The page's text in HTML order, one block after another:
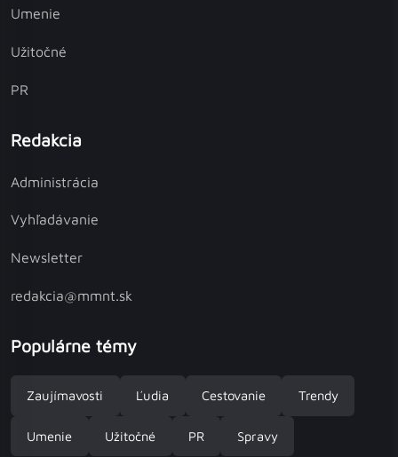
Umenie
Užitočné
PR
Redakcia
Administrácia
Vyhľadávanie
Newsletter
redakcia@mmnt.sk
Populárne témy
Zaujímavosti Ľudia Cestovanie Trendy
Umenie Užitočné PR Spravy